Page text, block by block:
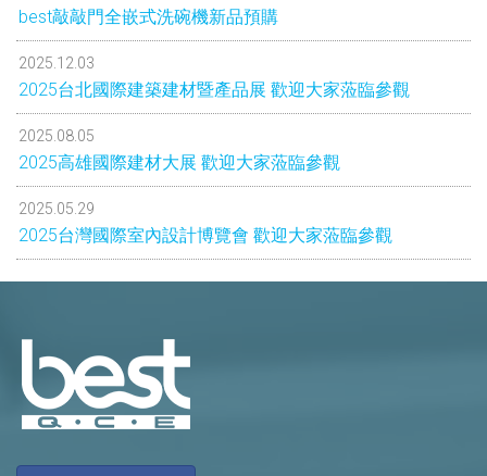
best敲敲門全嵌式洗碗機新品預購
2025.12.03
2025台北國際建築建材暨產品展 歡迎大家蒞臨參觀
2025.08.05
2025高雄國際建材大展 歡迎大家蒞臨參觀
2025.05.29
2025台灣國際室內設計博覽會 歡迎大家蒞臨參觀